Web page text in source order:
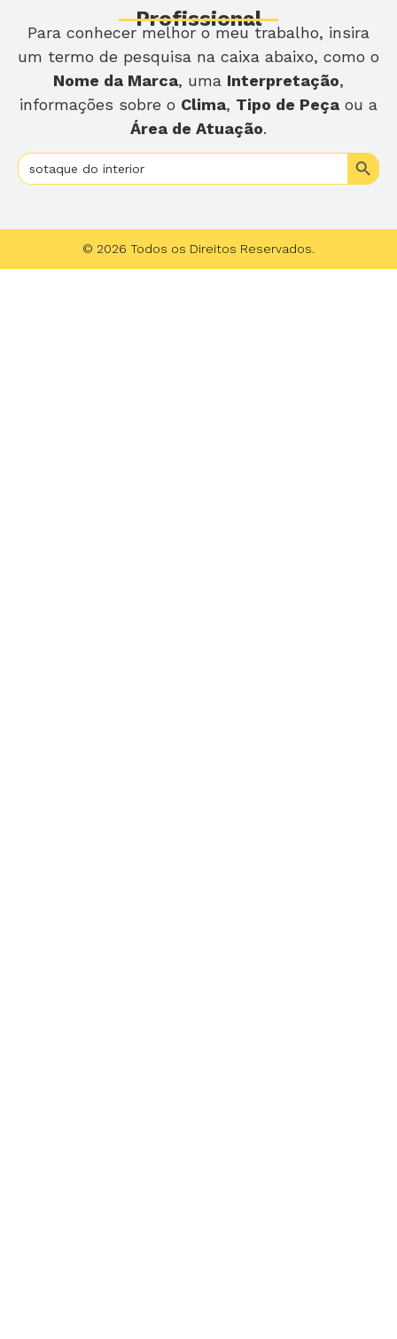
Profissional
Para conhecer melhor o meu trabalho, insira
um termo de pesquisa na caixa abaixo, como o
Nome da Marca, uma Interpretação,
informações sobre o Clima, Tipo de Peça ou a
Área de Atuação.
Search
for:
© 2026 Todos os Direitos Reservados.